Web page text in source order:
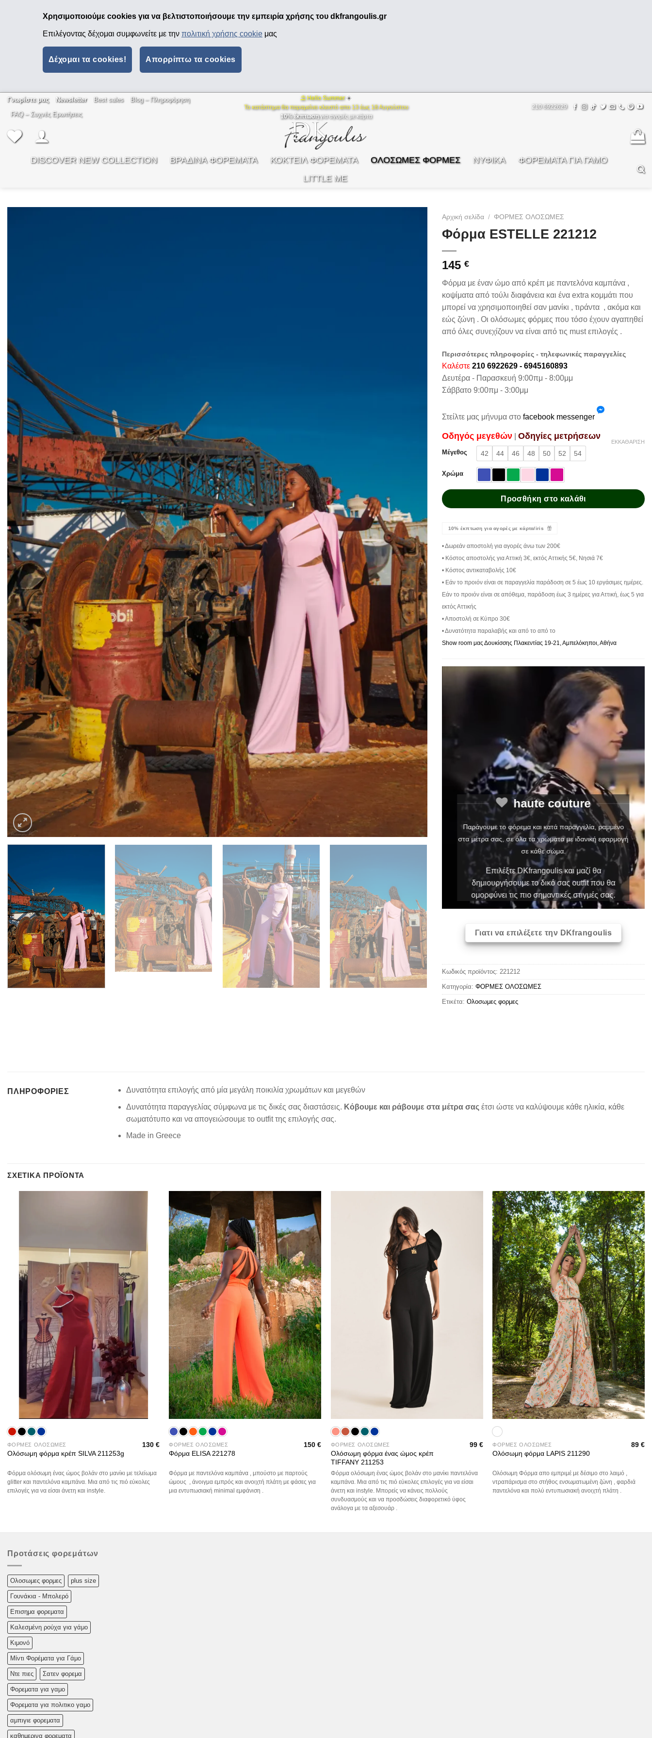
Χρησιμοποιούμε cookies για να βελτιστοποιήσουμε την εμπειρία χρήσης του dkfrangoulis.gr
Επιλέγοντας δέχομαι συμφωνείτε με την πολιτική χρήσης cookie μας
Δέχομαι τα cookies! Απορρίπτω τα cookies
Μετάβαση
Γνωρίστε μας Newsletter Best sales
Βlog – Πληροφόρηση
FAQ – Συχνές Ερωτήσεις
⛱ Hello Summer ☀️
Το κατάστημα θα παραμείνει κλειστό απο 13 έως 18 Αυγούστου
10% έκπτωσηγια αγορές με κάρτα
210 6922629
DISCOVER NEW COLLECTION ΒΡΑΔΙΝΑ ΦΟΡΕΜΑΤΑ ΚΟΚΤΕΙΛ ΦΟΡΕΜΑΤΑ ΟΛΟΣΩΜΕΣ ΦΟΡΜΕΣ ΝΥΦΙΚΑ
ΦOΡΕΜΑΤΑ ΓΙΑ ΓΑΜΟ
LITTLE ME
Αρχική σελίδα / ΦΟΡΜΕΣ ΟΛΟΣΩΜΕΣ
Φόρμα ESTELLE 221212
145 €
Φόρμα με έναν ώμο από κρέπ με παντελόνα καμπάνα ,
κοψίματα από τούλι διαφάνεια και ένα extra κομμάτι που
μπορεί να χρησιμοποιηθεί σαν μανίκι , τιράντα , ακόμα και
εώς ζώνη . Οι ολόσωμες φόρμες που τόσο έχουν αγαπηθεί
από όλες συνεχίζουν να είναι από τις must επιλογές .
Περισσότερες πληροφορίες - τηλεφωνικές παραγγελίες
Καλέστε 210 6922629 - 6945160893
Δευτέρα - Παρασκευή 9:00πμ - 8:00μμ
Σάββατο 9:00πμ - 3:00μμ
Στείλτε μας μήνυμα στο facebook messenger
Oδηγός μεγεθών Oδηγίες μετρήσεων
Μέγεθος 42 44 46 48 50 52 54
Χρώμα
ΕΚΚΑΘΆΡΙΣΗ
Προσθήκη στο καλάθι
10% έκπτωση για αγορές με κάρτα/iris
• Δωρεάν αποστολή για αγορές άνω των 200€
• Κόστος αποστολής για Αττική 3€, εκτός Αττικής 5€, Νησιά 7€
• Κόστος αντικαταβολής 10€
• Εάν το προιόν είναι σε παραγγελία παράδοση σε 5 έως 10 εργάσιμες ημέρες.
Εάν το προιόν είναι σε απόθεμα, παράδοση έως 3 ημέρες για Αττική, έως 5 για
εκτός Αττικής
• Αποστολή σε Κύπρο 30€
• Δυνατότητα παραλαβής και από το από το
Show room μας Δουκίσσης Πλακεντίας 19-21, Αμπελόκηποι, Αθήνα
haute couture
Παράγουμε το φόρεμα και κατά παραγγελία, ραμμένο
στα μέτρα σας, σε όλα τα χρώματα με ιδανική εφαρμογή
σε κάθε σώμα.
Επιλέξτε DKfrangoulis και μαζί θα
δημιουργήσουμε το δικό σας outfit που θα
ομορφύνει τις πιο σημαντικές στιγμές σας.
Γιατι να επιλέξετε την DKfrangoulis
Κωδικός προϊόντος: 221212
Κατηγορία: ΦΟΡΜΕΣ ΟΛΟΣΩΜΕΣ
Ετικέτα: Oλoσωμες φoρμες
ΠΛΗΡΟΦΟΡΊΕΣ Δυνατότητα επιλογής από μία μεγάλη ποικιλία χρωμάτων και μεγεθών
Δυνατότητα παραγγελίας σύμφωνα με τις δικές σας διαστάσεις. Κόβουμε και ράβουμε στα μέτρα σας έτσι ώστε να καλύψουμε κάθε ηλικία, κάθε
σωματότυπο και να απογειώσουμε το outfit της επιλογής σας.
Made in Greece
ΣΧΕΤΙΚΆ ΠΡΟΪΌΝΤΑ
ΦΟΡΜΕΣ ΟΛΟΣΩΜΕΣ
Ολόσωμη φόρμα κρέπ SILVA 211253g
130 €
Φόρμα ολόσωμη ένας ώμος βολάν στο μανίκι με τελείωμα
glitter και παντελόνα καμπάνα. Μια από τις πιό εύκολες
επιλογές για να είσαι άνετη και instyle.
Add to
wishlist
+
ΦΟΡΜΕΣ ΟΛΟΣΩΜΕΣ
Φόρμα ELISA 221278
150€
Φόρμα με παντελόνα καμπάνα , μπούστο με παρτούς
ώμους , άνοιγμα εμπρός και ανοιχτή πλάτη με φάσες για
μια εντυπωσιακή minimal εμφάνιση .
ΦΟΡΜΕΣ ΟΛΟΣΩΜΕΣ
Ολόσωμη φόρμα ένας ώμος κρέπ
TIFFANY 211253
99 €
Φόρμα ολόσωμη ένας ώμος βολάν στο μανίκι παντελόνα
καμπάνα. Μια από τις πιό εύκολες επιλογές για να είσαι
άνετη και instyle. Μπορείς να κάνεις πολλούς
συνδυασμούς και να προσδώσεις διαφορετικό ύφος
ανάλογα με τα αξεσουάρ .
Add to
wishlist
+
ΦΟΡΜΕΣ ΟΛΟΣΩΜΕΣ
Ολόσωμη φόρμα LAPIS 211290
89€
Ολόσωμη Φόρμα απο εμπριμέ με δέσιμο στο λαιμό ,
ντραπάρισμα στο στήθος ενσωματωμένη ζώνη , φαρδιά
παντελόνα και πολύ εντυπωσιακή ανοιχτή πλάτη .
Προτάσεις φορεμάτων
Oλoσωμες φoρμες plus size
Γουνάκια - Μπολερό
Επισημα φορεματα
Καλεσμένη ρούχα για γάμο
Κιμονό
Μίντι Φορέματα για Γάμο
Ντε πιες Σατεν φορεμα
Φορεματα για γαμο
Φορεματα για πολιτικο γαμο
αμπιγιε φορεματα
καθημερινα φορεματα